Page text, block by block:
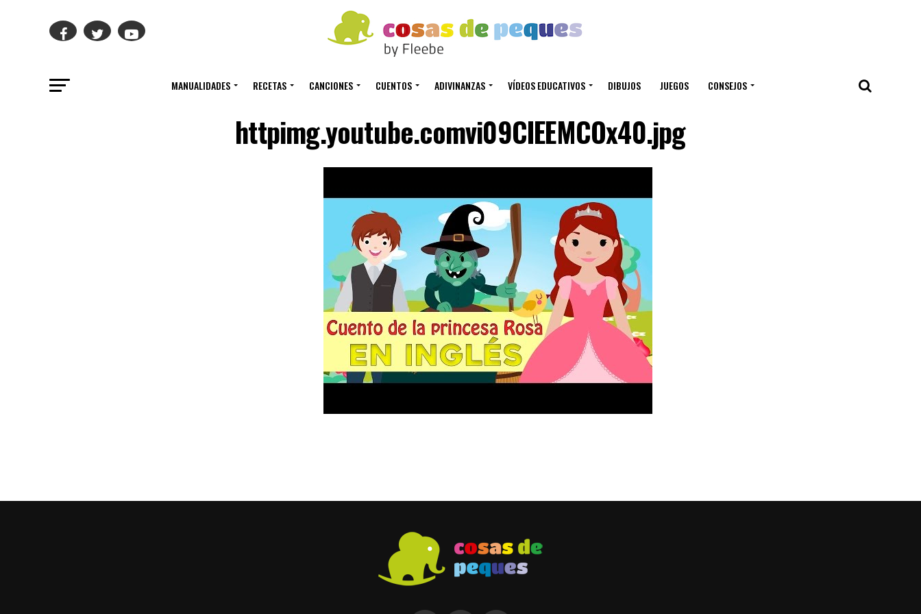
MANUALIDADES RECETAS CANCIONES CUENTOS ADIVINANZAS VÍDEOS EDUCATIVOS DIBUJOS JUEGOS CONSEJOS
httpimg.youtube.comvi09CIEEMCOx40.jpg